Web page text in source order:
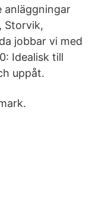
anläggningar
Storvik,
jobbar vi med
Idealisk till
uppåt.